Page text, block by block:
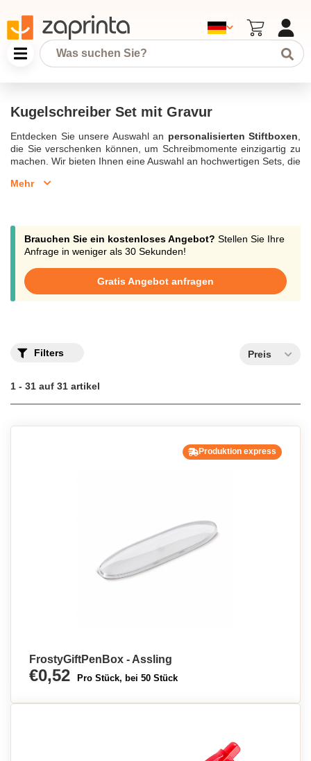
Kugelschreiber Set mit Gravur
Entdecken Sie unsere Auswahl an personalisierten Stiftboxen
die Sie verschenken können, um Schreibmomente einzigartig zu
machen. Wir bieten Ihnen eine Auswahl an hochwertigen Sets, die
Ihre Stifte mit Ihrem Logo oder mit dem Aufdruck Ihrer Wahl in
Kontaktieren Sie uns per Telefon, Chat oder E-Mail unter
support@zaprinta.com. Alle unsere Produkte sind auch in kleinen
Mengen ab 10 Stück erhältlich. Erstellen Sie Geschenkboxen für
Kugelschreiber Set mit Gravur
Mehr
Brauchen Sie ein kostenloses Angebot? Stellen Sie Ihre
Anfrage in weniger als 30 Sekunden!
Gratis Angebot anfragen
Filters Preis
1 - 31 auf 31 artikel
Produktion express
FrostyGiftPenBox - Assling
€0,52 Pro Stück, bei 50 Stück